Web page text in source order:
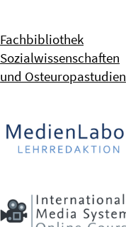
Fachbibliothek
Sozialwissenschaften
und Osteuropastudien